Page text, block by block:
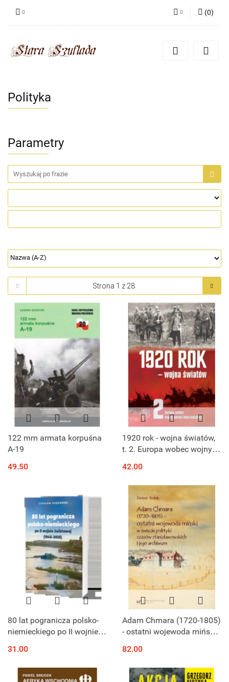
Zarejestruj się
(0)
Polityka
Parametry
122 mm armata korpuśna
A-19
49.50
1920 rok - wojna światów,
t. 2. Europa wobec wojny
42.00
80 lat pogranicza polsko-
niemieckiego po II wojnie
31.00
Adam Chmara (1720-1805)
- ostatni wojewoda miński
stanisławowskich i jego
archiwum
82.00